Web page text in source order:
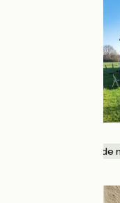
Gîtes et locations de